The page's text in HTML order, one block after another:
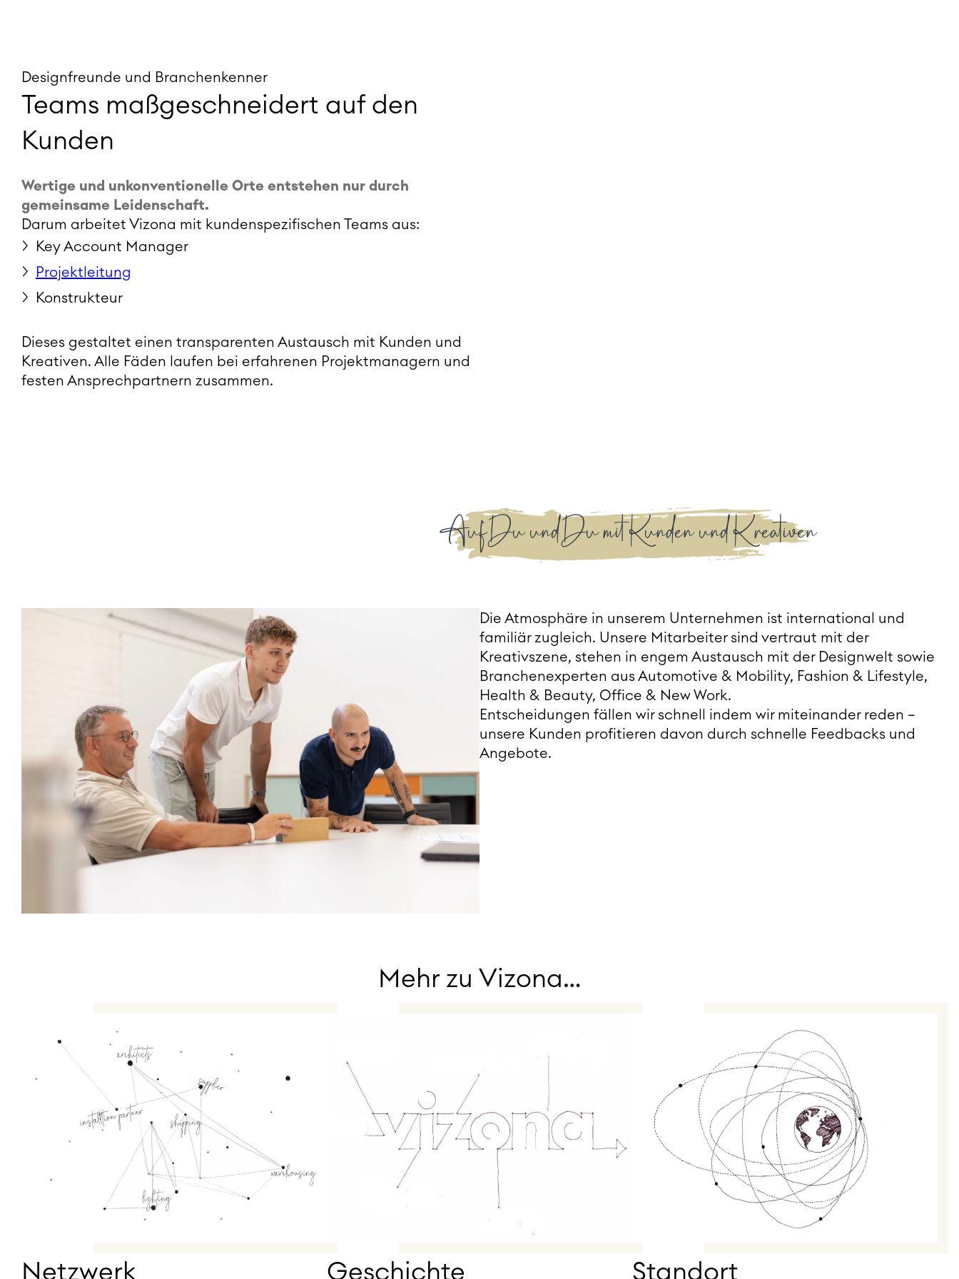
Designfreunde und Branchenkenner
Teams maßgeschneidert auf den
Kunden
Wertige und unkonventionelle Orte entstehen nur durch
gemeinsame Leidenschaft.
Darum arbeitet Vizona mit kundenspezifischen Teams aus:
Key Account Manager
Projektleitung
Konstrukteur
Dieses gestaltet einen transparenten Austausch mit Kunden und
Kreativen. Alle Fäden laufen bei erfahrenen Projektmanagern und
festen Ansprechpartnern zusammen.
Auf Du und Du mit Kunden und Kreativen
Die Atmosphäre in unserem Unternehmen ist international und
familiär zugleich. Unsere Mitarbeiter sind vertraut mit der
Kreativszene, stehen in engem Austausch mit der Designwelt sowie
Branchenexperten aus Automotive & Mobility, Fashion & Lifestyle,
Health & Beauty, Office & New Work.
Entscheidungen fällen wir schnell indem wir miteinander reden –
unsere Kunden profitieren davon durch schnelle Feedbacks und
Angebote.
Mehr zu Vizona…
Netzwerk Geschichte Standort